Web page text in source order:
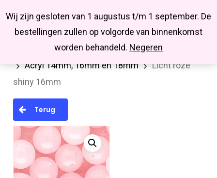
Wij zijn gesloten van 1 augustus t/m 1 september. De
bestellingen zullen op volgorde van binnenkomst
worden behandeld. Negeren
main
Missbluesieraden
searchaccount
Kralen en kralenmixen
Acryl kralen
Acryl 14mm, 16mm en 18mm
Licht roze
shiny 16mm
Terug
Close